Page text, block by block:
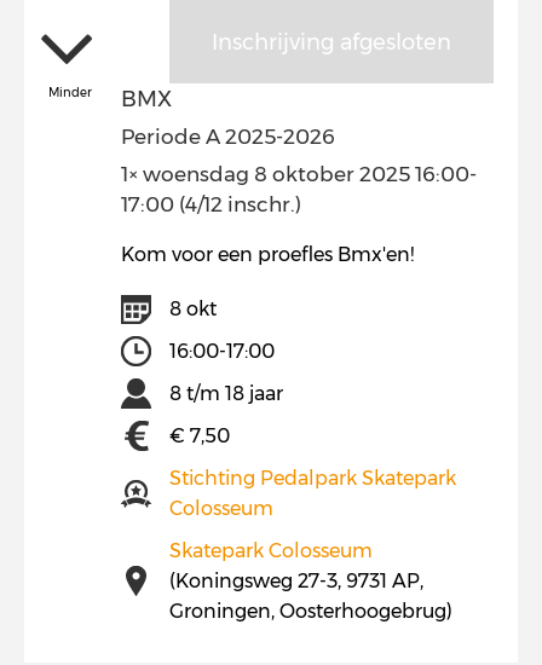
Inschrijving afgesloten
Minder BMX
Periode A 2025-2026
1× woensdag 8 oktober 2025 16:00-
17:00 (4/12 inschr.)
Kom voor een proefles Bmx'en!
8 okt
16:00-17:00
8 t/m 18 jaar
€ 7,50
Stichting Pedalpark Skatepark
Colosseum
Skatepark Colosseum
(Koningsweg 27-3, 9731 AP,
Groningen, Oosterhoogebrug)